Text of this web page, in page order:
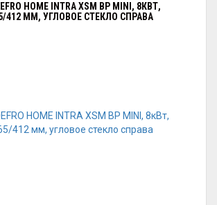
HOME INTRA XSM BP MINI, 8КВТ,
412 ММ, УГЛОВОЕ СТЕКЛО СПРАВА